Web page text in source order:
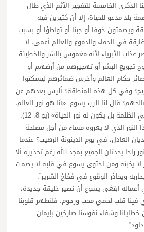
الذكرى الخامسة للتفجير الآثم الذي طال
بلد مدعو للحياة، إلا أن كثيرين فيه
ويصمتون خوفا أو جبنا أو تواطؤا أو بسبب
في الدماء والدموع والعالم أعمى، لا
عذاب الأبرياء لأنه مغموس بالشر والخطيئة
تجويع البشر أو تهجيرهم من أرضهم أو
حكام العالم وأخرس ضمائرهم ليسكتوا
وفي كل هذه المنطقة؟ أليس بعدهم عن
قال لنا الرب يسوع: «أنا هو نور العالم،
من يتبعني فلا يمشي في الظلمة بل يكون له نور الحياة» (يو 8: 12).
الذي لا يعروه مساء من أجل مصلحة
العادل، في يوم الدينونة الرهيب؟ عندما
راحا يحدثان الجميع بمجد الله رغم تحذيره ألا
لا يخبئه ومن احتوى يسوع في قلبه لا يصمت
ويحاذر الوقوع في فخاخ الشرير”.
ابتغى يسوع أن نصير خليقة جديدة،
فينا قلب لحمي محب ورحوم. فلنطهر قلوبنا
خطايانا وشفاء نفوسنا صارخين بإيمان